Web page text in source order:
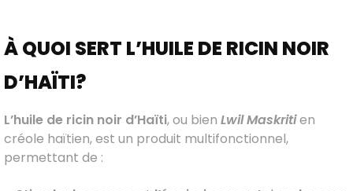
À QUOI SERT L’HUILE DE RICIN NOIR
D’HAÏTI?
L’huile de ricin noir d’Haïti, ou bien Lwil Maskritien
créole haïtien, est un produit multifonctionnel,
permettant de :